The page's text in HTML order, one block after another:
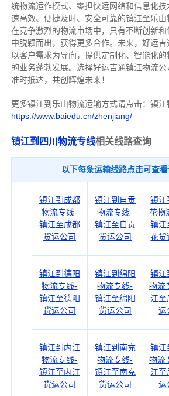
统物流运作模式、零担快运网络和信息化
速高效、便捷及时、安全可靠的镇江至乐山
在竞争激烈的物流市场中，只有不断创新
中脱颖而出，获得更多合作。 未来，好运
以客户需求为导向，提供定制化、智能化
的业务蓬勃发展。选择好运吉通镇江物流公
准时抵达，共创辉煌未来！
更多镇江到乐山物流运输方式请点击：镇江
https://www.baiedu.cn/zhenjiang/
镇江到四川物流专线相关线路查询
以下每条运输线路点击可查
镇江到成都
物流专线-
镇江至成都
货运公司
镇江到自贡
物流专线-
镇江至自贡
货运公司
镇江
花物
镇江
花货
镇江到德阳
物流专线-
镇江至德阳
货运公司
镇江到绵阳
物流专线-
镇江至绵阳
货运公司
镇江
物流
江至
运
镇江到内江
物流专线-
镇江至内江
货运公司
镇江到南充
物流专线-
镇江至南充
货运公司
镇江
物流
江至
运